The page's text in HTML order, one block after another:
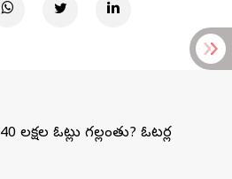
ఓట్లు గల్లంతు? ఓటర్ల